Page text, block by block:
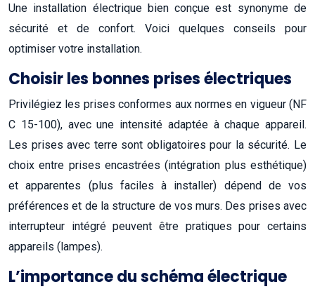
Une installation électrique bien conçue est synonyme de
sécurité et de confort. Voici quelques conseils pour
optimiser votre installation.
Choisir les bonnes prises électriques
Privilégiez les prises conformes aux normes en vigueur (NF
C 15-100), avec une intensité adaptée à chaque appareil.
Les prises avec terre sont obligatoires pour la sécurité. Le
choix entre prises encastrées (intégration plus esthétique)
et apparentes (plus faciles à installer) dépend de vos
préférences et de la structure de vos murs. Des prises avec
interrupteur intégré peuvent être pratiques pour certains
appareils (lampes).
L’importance du schéma électrique